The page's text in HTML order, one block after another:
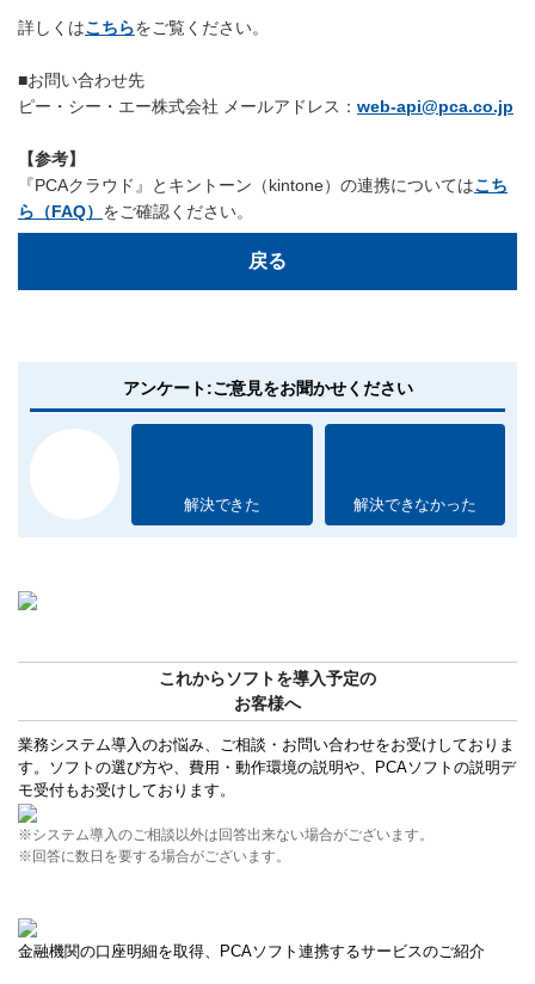
詳しくはこちらをご覧ください。
■お問い合わせ先
ピー・シー・エー株式会社 メールアドレス： web-api@pca.co.jp
【参考】
『PCAクラウド』とキントーン（kintone）の連携についてはこち
ら（FAQ） をご確認ください。
戻る
アンケート:ご意見をお聞かせください
解決できた 解決できなかった
これからソフトを導入予定の
お客様へ
業務システム導入のお悩み、ご相談・お問い合わせをお受けしておりま
す。ソフトの選び方や、費用・動作環境の説明や、PCAソフトの説明デ
モ受付もお受けしております。
※システム導入のご相談以外は回答出来ない場合がございます。
※回答に数日を要する場合がございます。
金融機関の口座明細を取得、PCAソフト連携するサービスのご紹介